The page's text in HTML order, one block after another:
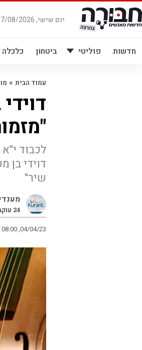
דלג
לתוכן
יום שישי, 07/08/2026
חדשות פוליטי ביטחון כלכלה
עמוד הבית »
לכבוד
דוידי בן
שיר"
24
08:00 ,04/04/23